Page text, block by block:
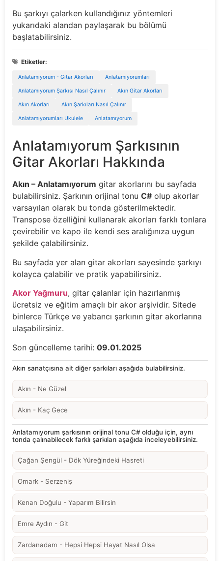
Bu şarkıyı çalarken kullandığınız yöntemleri
yukarıdaki alandan paylaşarak bu bölümü
başlatabilirsiniz.
Etiketler:
Anlatamıyorum - Gitar Akorları Anlatamıyorumları
Anlatamıyorum Şarkısı Nasıl Çalınır Akın Gitar Akorları
Akın Akorları Akın Şarkıları Nasıl Çalınır
Anlatamıyorumları Ukulele Anlatamıyorum
Anlatamıyorum Şarkısının
Gitar Akorları Hakkında
Akın – Anlatamıyorum gitar akorlarını bu sayfada
bulabilirsiniz. Şarkının orijinal tonu C# olup akorlar
varsayılan olarak bu tonda gösterilmektedir.
Transpose özelliğini kullanarak akorları farklı tonlara
çevirebilir ve kapo ile kendi ses aralığınıza uygun
şekilde çalabilirsiniz.
Bu sayfada yer alan gitar akorları sayesinde şarkıyı
kolayca çalabilir ve pratik yapabilirsiniz.
Akor Yağmuru, gitar çalanlar için hazırlanmış
ücretsiz ve eğitim amaçlı bir akor arşividir. Sitede
binlerce Türkçe ve yabancı şarkının gitar akorlarına
ulaşabilirsiniz.
Son güncelleme tarihi: 09.01.2025
Akın sanatçısına ait diğer şarkıları aşağıda bulabilirsiniz.
Akın - Ne Güzel
Akın - Kaç Gece
Anlatamıyorum şarkısının orijinal tonu C# olduğu için, aynı
tonda çalınabilecek farklı şarkıları aşağıda inceleyebilirsiniz.
Çağan Şengül - Dök Yüreğindeki Hasreti
Omark - Serzeniş
Kenan Doğulu - Yaparım Bilirsin
Emre Aydın - Git
Zardanadam - Hepsi Hepsi Hayat Nasıl Olsa